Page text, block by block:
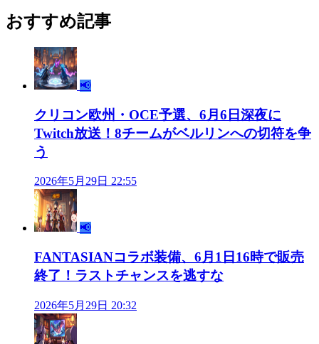
おすすめ記事
📢
クリコン欧州・OCE予選、6月6日深夜に
Twitch放送！8チームがベルリンへの切符を争
う
2026年5月29日 22:55
📢
FANTASIANコラボ装備、6月1日16時で販売
終了！ラストチャンスを逃すな
2026年5月29日 20:32